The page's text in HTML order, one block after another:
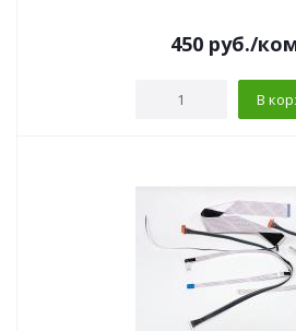
450 руб./
В